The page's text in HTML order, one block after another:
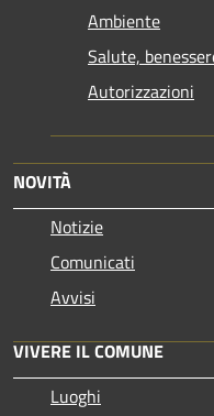
Ambiente
Salute,
Autorizzazioni
NOVITÀ
Notizie
Comunicati
Avvisi
VIVERE IL COMUNE
Luoghi